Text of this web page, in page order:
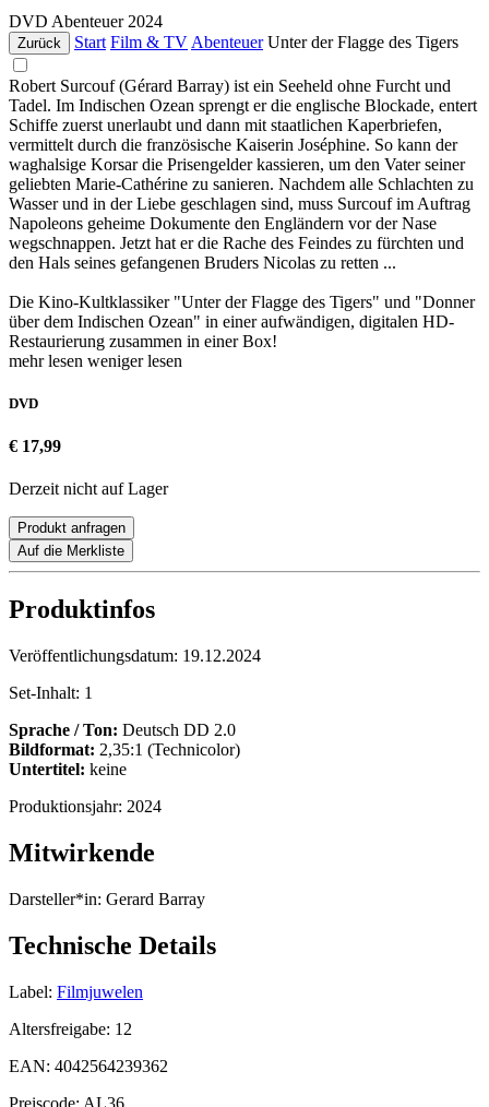
DVD Abenteuer 2024
Zurück Start Film & TV Abenteuer Unter der Flagge des Tigers
Robert Surcouf (Gérard Barray) ist ein Seeheld ohne Furcht und
Tadel. Im Indischen Ozean sprengt er die englische Blockade, entert
Schiffe zuerst unerlaubt und dann mit staatlichen Kaperbriefen,
vermittelt durch die französische Kaiserin Joséphine. So kann der
waghalsige Korsar die Prisengelder kassieren, um den Vater seiner
geliebten Marie-Cathérine zu sanieren. Nachdem alle Schlachten zu
Wasser und in der Liebe geschlagen sind, muss Surcouf im Auftrag
Napoleons geheime Dokumente den Engländern vor der Nase
wegschnappen. Jetzt hat er die Rache des Feindes zu fürchten und
den Hals seines gefangenen Bruders Nicolas zu retten ...
Die Kino-Kultklassiker "Unter der Flagge des Tigers" und "Donner
über dem Indischen Ozean" in einer aufwändigen, digitalen HD-
Restaurierung zusammen in einer Box!
mehr lesen weniger lesen
DVD
€ 17,99
Derzeit nicht auf Lager
Produkt anfragen
Auf die Merkliste
Produktinfos
Veröffentlichungsdatum: 19.12.2024
Set-Inhalt: 1
Sprache / Ton: Deutsch DD 2.0
Bildformat: 2,35:1 (Technicolor)
Untertitel: keine
Produktionsjahr: 2024
Mitwirkende
Darsteller*in: Gerard Barray
Technische Details
Label: Filmjuwelen
Altersfreigabe: 12
EAN: 4042564239362
Preiscode: AL36